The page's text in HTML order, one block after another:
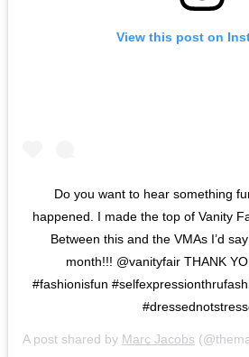
View this post on
Do you want to hear something
happened. I made the top of Vanity
Between this and the VMAs I’d
month!!! @vanityfair THANK
#fashionisfun
A post shared by Marc Jacobs